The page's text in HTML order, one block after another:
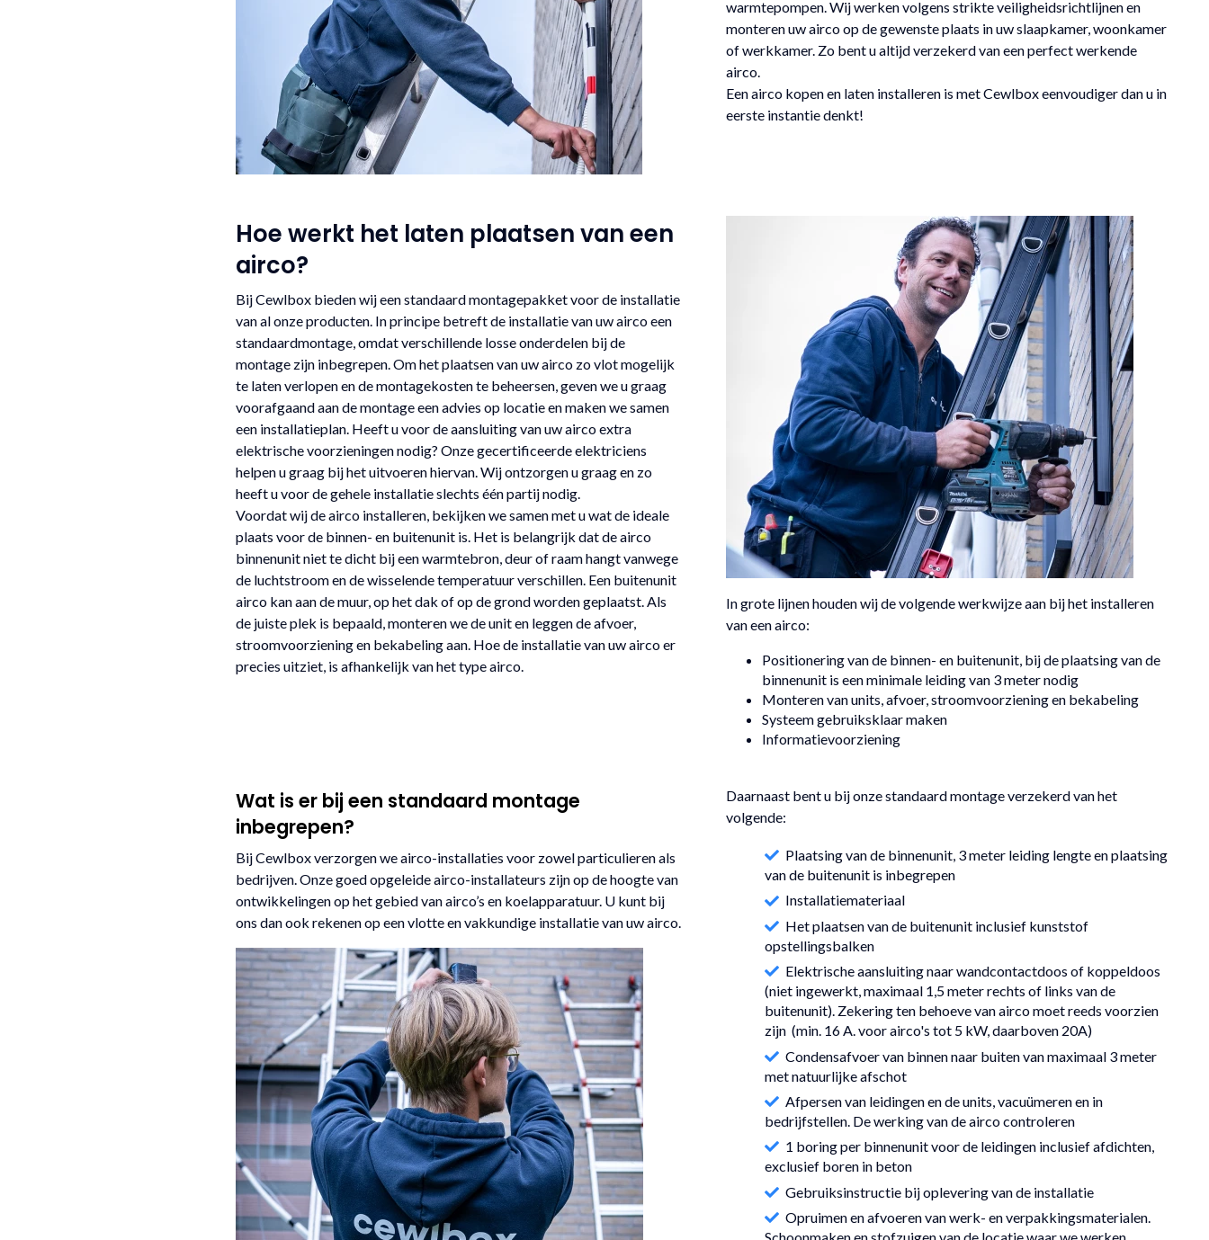
warmtepompen. Wij werken volgens strikte veiligheidsrichtlijnen en
monteren uw airco op de gewenste plaats in uw slaapkamer, woonkamer
of werkkamer. Zo bent u altijd verzekerd van een perfect werkende
airco.
Een airco kopen en laten installeren is met Cewlbox eenvoudiger dan u in
eerste instantie denkt!
Hoe werkt het laten plaatsen van een
airco?
Bij Cewlbox bieden wij een standaard montagepakket voor de installatie
van al onze producten. In principe betreft de installatie van uw airco een
standaardmontage, omdat verschillende losse onderdelen bij de
montage zijn inbegrepen. Om het plaatsen van uw airco zo vlot mogelijk
te laten verlopen en de montagekosten te beheersen, geven we u graag
voorafgaand aan de montage een advies op locatie en maken we samen
een installatieplan. Heeft u voor de aansluiting van uw airco extra
elektrische voorzieningen nodig? Onze gecertificeerde elektriciens
helpen u graag bij het uitvoeren hiervan. Wij ontzorgen u graag en zo
heeft u voor de gehele installatie slechts één partij nodig.
Voordat wij de airco installeren, bekijken we samen met u wat de ideale
plaats voor de binnen- en buitenunit is. Het is belangrijk dat de airco
binnenunit niet te dicht bij een warmtebron, deur of raam hangt vanwege
de luchtstroom en de wisselende temperatuur verschillen. Een buitenunit
airco kan aan de muur, op het dak of op de grond worden geplaatst. Als
de juiste plek is bepaald, monteren we de unit en leggen de afvoer,
stroomvoorziening en bekabeling aan. Hoe de installatie van uw airco er
precies uitziet, is afhankelijk van het type airco.
In grote lijnen houden wij de volgende werkwijze aan bij het installeren
van een airco:
Positionering van de binnen- en buitenunit, bij de plaatsing van de
binnenunit is een minimale leiding van 3 meter nodig
Monteren van units, afvoer, stroomvoorziening en bekabeling
Systeem gebruiksklaar maken
Informatievoorziening
Wat is er bij een standaard montage
inbegrepen?
Bij Cewlbox verzorgen we airco-installaties voor zowel particulieren als
bedrijven. Onze goed opgeleide airco-installateurs zijn op de hoogte van
ontwikkelingen op het gebied van airco’s en koelapparatuur. U kunt bij
ons dan ook rekenen op een vlotte en vakkundige installatie van uw airco.
Daarnaast bent u bij onze standaard montage verzekerd van het
volgende:
Plaatsing van de binnenunit, 3 meter leiding lengte en plaatsing
van de buitenunit is inbegrepen
Installatiemateriaal
Het plaatsen van de buitenunit inclusief kunststof
opstellingsbalken
Elektrische aansluiting naar wandcontactdoos of koppeldoos
(niet ingewerkt, maximaal 1,5 meter rechts of links van de
buitenunit). Zekering ten behoeve van airco moet reeds voorzien
zijn (min. 16 A. voor airco's tot 5 kW, daarboven 20A)
Condensafvoer van binnen naar buiten van maximaal 3 meter
met natuurlijke afschot
Afpersen van leidingen en de units, vacuümeren en in
bedrijfstellen. De werking van de airco controleren
1 boring per binnenunit voor de leidingen inclusief afdichten,
exclusief boren in beton
Gebruiksinstructie bij oplevering van de installatie
Opruimen en afvoeren van werk- en verpakkingsmaterialen.